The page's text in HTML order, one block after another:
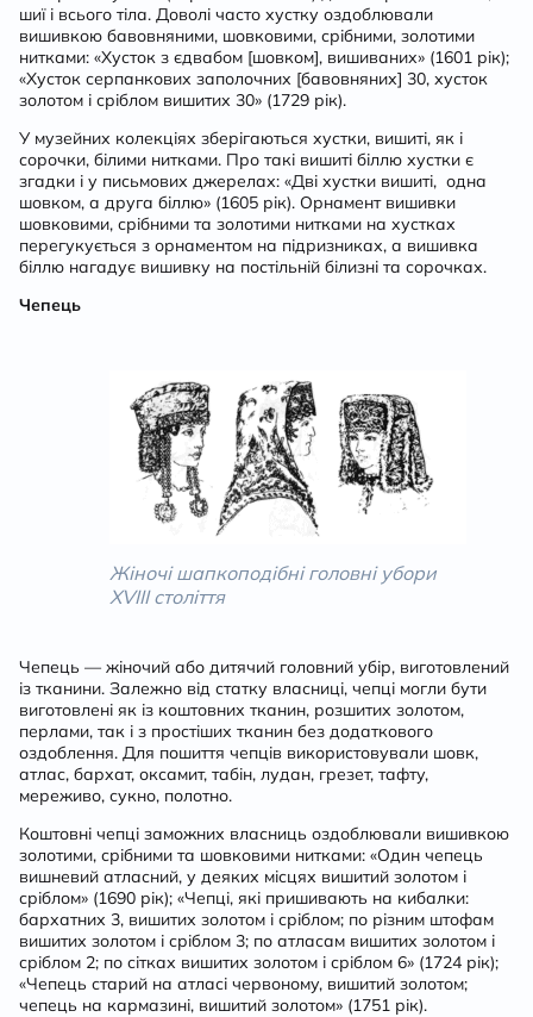
шиї і всього тіла. Доволі часто хустку оздоблювали
вишивкою бавовняними, шовковими, срібними, золотими
нитками: «Хусток з єдвабом [шовком], вишиваних» (1601 рік);
«Хусток серпанкових заполочних [бавовняних] 30, хусток
золотом і сріблом вишитих 30» (1729 рік).
У музейних колекціях зберігаються хустки, вишиті, як і
сорочки, білими нитками. Про такі вишиті біллю хустки є
згадки і у письмових джерелах: «Дві хустки вишиті, одна
шовком, а друга біллю» (1605 рік). Орнамент вишивки
шовковими, срібними та золотими нитками на хустках
перегукується з орнаментом на підризниках, а вишивка
біллю нагадує вишивку на постільній білизні та сорочках.
Чепець
Жіночі шапкоподібні головні убори
XVIII століття
Чепець — жіночий або дитячий головний убір, виготовлений
із тканини. Залежно від статку власниці, чепці могли бути
виготовлені як із коштовних тканин, розшитих золотом,
перлами, так і з простіших тканин без додаткового
оздоблення. Для пошиття чепців використовували шовк,
атлас, бархат, оксамит, табін, лудан, грезет, тафту,
мереживо, сукно, полотно.
Коштовні чепці заможних власниць оздоблювали вишивкою
золотими, срібними та шовковими нитками: «Один чепець
вишневий атласний, у деяких місцях вишитий золотом і
сріблом» (1690 рік); «Чепці, які пришивають на кибалки:
бархатних 3, вишитих золотом і сріблом; по різним штофам
вишитих золотом і сріблом 3; по атласам вишитих золотом і
сріблом 2; по сітках вишитих золотом і сріблом 6» (1724 рік);
«Чепець старий на атласі червоному, вишитий золотом;
чепець на кармазині, вишитий золотом» (1751 рік).